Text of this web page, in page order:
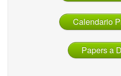
Calendario
Papers a